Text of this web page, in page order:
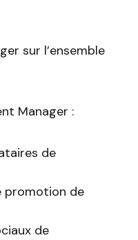
sur l’ensemble
Manager :
de
promotion de
de